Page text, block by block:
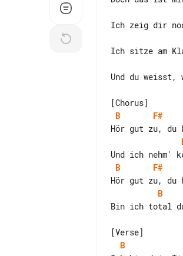
Und du weisst,
B
F#
B
F#
B
Bin ich total
B